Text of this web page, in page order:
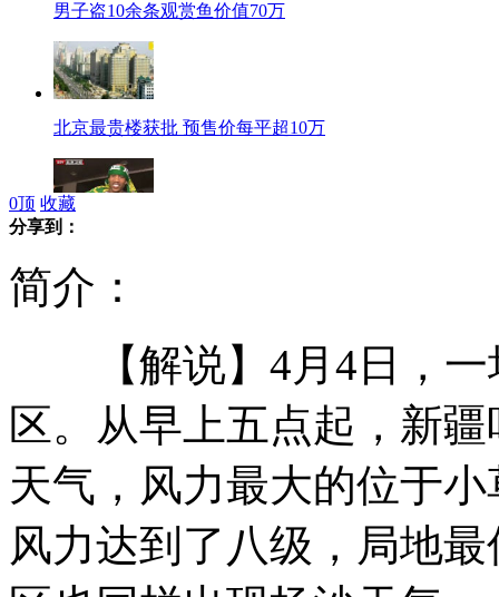
男子盗10余条观赏鱼价值70万
北京最贵楼获批 预售价每平超10万
2665万美元创宋瓷世界拍卖纪录
各地信众夜赴深圳弘法寺吊唁本焕长老
孕妇双子宫孕育龙凤胎
0顶 收藏
分享到：
简介：
【解说】4月4日，一
区。从早上五点起，新
天气，风力最大的位于
风力达到了八级，局地